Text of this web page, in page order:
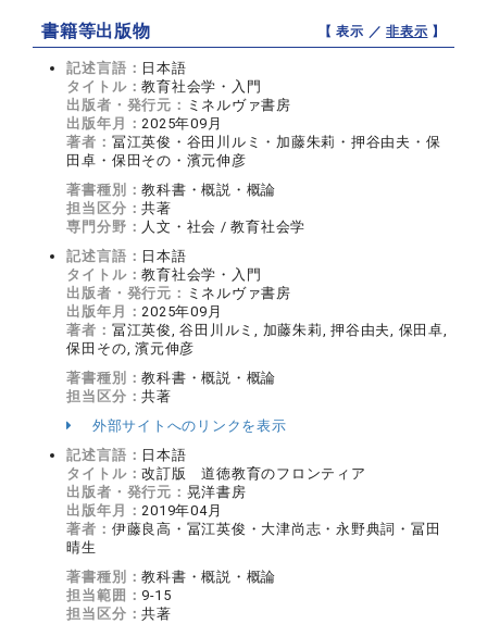
書籍等出版物 【 表示 ／非表示 】
記述言語： 日本語
タイトル：教育社会学・入門
出版者・発行元： ミネルヴァ書房
出版年月：2025年09月
著者： 冨江英俊・谷田川ルミ・加藤朱莉・押谷由夫・保
田卓・保田その・濱元伸彦
著書種別：教科書・概説・概論
担当区分：共著
専門分野： 人文・社会 / 教育社会学
記述言語： 日本語
タイトル：教育社会学・入門
出版者・発行元： ミネルヴァ書房
出版年月：2025年09月
著者： 冨江英俊, 谷田川ルミ, 加藤朱莉, 押谷由夫, 保田卓,
保田その, 濱元伸彦
著書種別：教科書・概説・概論
担当区分：共著
外部サイトへのリンクを表示
記述言語： 日本語
タイトル：改訂版 道徳教育のフロンティア
出版者・発行元： 晃洋書房
出版年月：2019年04月
著者： 伊藤良高・冨江英俊・大津尚志・永野典詞・冨田
晴生
著書種別：教科書・概説・概論
担当範囲： 9-15
担当区分：共著